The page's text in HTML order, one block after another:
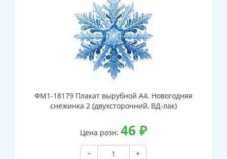
ФМ1-18179 Плакат вырубной А4. Новогодняя
снежинка 2 (двухсторонний, ВД-лак)
Цена розн: 46 ₽
−
+